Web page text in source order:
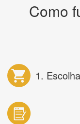
Como
1.